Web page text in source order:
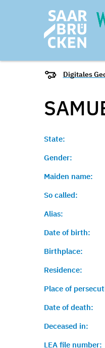
Digitales
State:
Gender:
Maiden name:
So called:
Alias:
Date of birth:
Birthplace:
Residence:
Place of
Date of death:
Deceased in:
LEA file number: